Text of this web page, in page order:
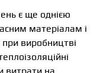
є ще однією
матеріалам і
виробництві